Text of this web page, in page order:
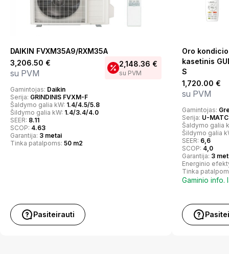
DAIKIN FVXM35A9/RXM35A
3,206.50 €
su PVM
2,148.36 €
su PVM
Gamintojas: Daikin
Serija: GRINDINIS FVXM-F
Šaldymo galia kW: 1.4/4.5/5.8
Šildymo galia kW: 1.4/3.4/4.0
SEER: 8.11
SCOP: 4.63
Garantija: 3 metai
Tinka patalpoms: 50 m2
Pasiteirauti
Oro
kasetinis
S
1,720.00 €
su PVM
Gamintojas:
Serija: U-
Šaldymo galia
Šildymo galia
SEER: 6,6
SCOP: 4,0
Garantija: 3
Energinio
Tinka
Gaminio info.